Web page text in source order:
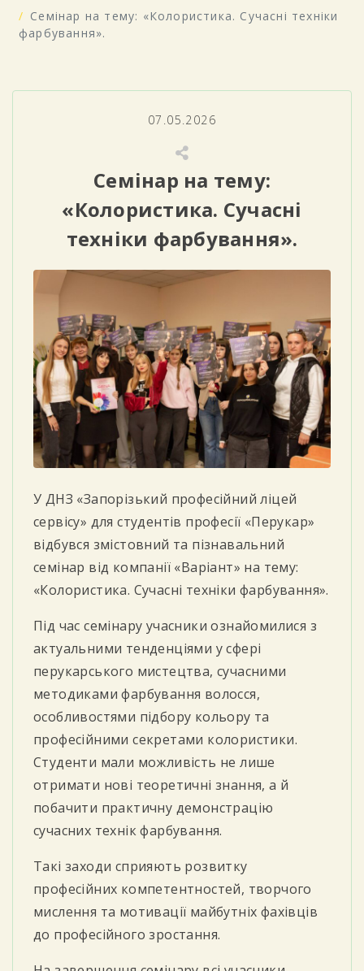
Семінар на тему: «Колористика. Сучасні техніки
фарбування».
07.05.2026
Семінар на тему:
«Колористика. Сучасні
техніки фарбування».
У ДНЗ «Запорізький професійний ліцей
сервісу» для студентів професії «Перукар»
відбувся змістовний та пізнавальний
семінар від компанії «Варіант» на тему:
«Колористика. Сучасні техніки фарбування».
Під час семінару учасники ознайомилися з
актуальними тенденціями у сфері
перукарського мистецтва, сучасними
методиками фарбування волосся,
особливостями підбору кольору та
професійними секретами колористики.
Студенти мали можливість не лише
отримати нові теоретичні знання, а й
побачити практичну демонстрацію
сучасних технік фарбування.
Такі заходи сприяють розвитку
професійних компетентностей, творчого
мислення та мотивації майбутніх фахівців
до професійного зростання.